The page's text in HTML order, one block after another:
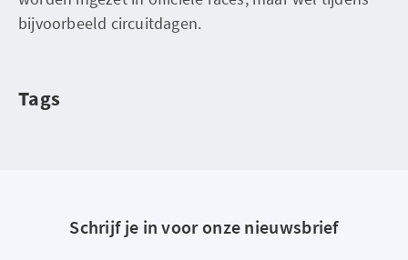
bijvoorbeeld circuitdagen.
Tags
Schrijf je in voor onze nieuwsbrief